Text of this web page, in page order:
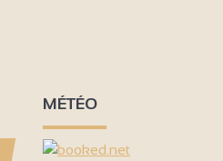
MÉTÉO